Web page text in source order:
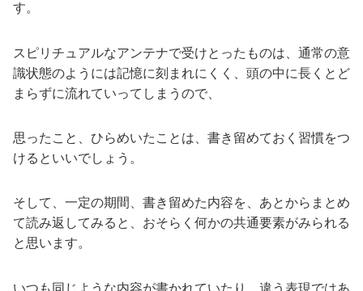
す。
スピリチュアルなアンテナで受けとったものは、通常の意
識状態のようには記憶に刻まれにくく、頭の中に長くとど
まらずに流れていってしまうので、
思ったこと、ひらめいたことは、書き留めておく習慣をつ
けるといいでしょう。
そして、一定の期間、書き留めた内容を、あとからまとめ
て読み返してみると、おそらく何かの共通要素がみられる
と思います。
いつも同じような内容が書かれていたり、違う表現ではあ